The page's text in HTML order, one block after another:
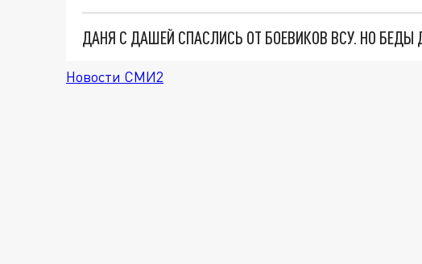
ДАНЯ С ДАШЕЙ СПАСЛИСЬ ОТ БОЕВИКОВ ВСУ. НО
Новости СМИ2